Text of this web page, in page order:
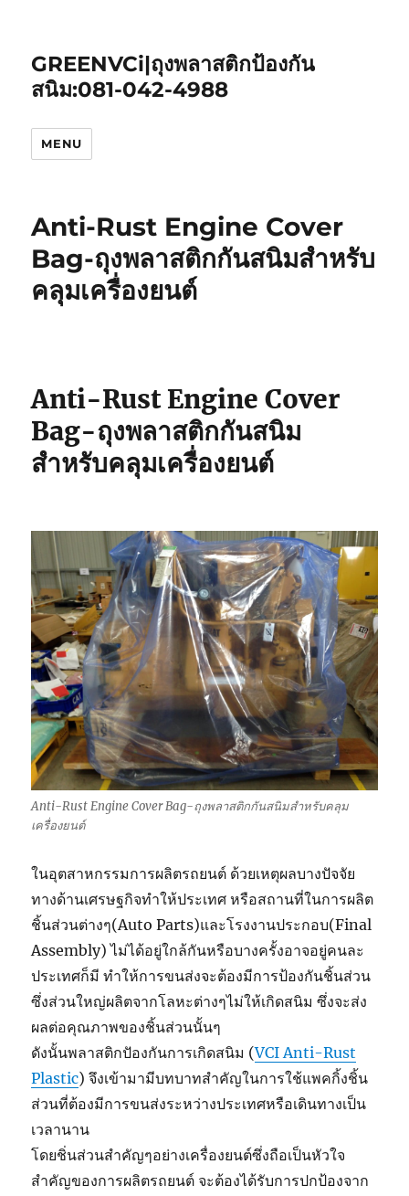
GREENVCi|ถุงพลาสติกป้องกัน
สนิม:081-042-4988
MENU
Anti-Rust Engine Cover
Bag-ถุงพลาสติกกันสนิมสำหรับ
คลุมเครื่องยนต์
Anti-Rust Engine Cover
Bag-ถุงพลาสติกกันสนิม
สำหรับคลุมเครื่องยนต์
Anti-Rust Engine Cover Bag-ถุงพลาสติกกันสนิมสำหรับคลุม
เครื่องยนต์
ในอุตสาหกรรมการผลิตรถยนต์ ด้วยเหตุผลบางปัจจัย
ทางด้านเศรษฐกิจทำให้ประเทศ หรือสถานที่ในการผลิต
ชิ้นส่วนต่างๆ(Auto Parts)และโรงงานประกอบ(Final
Assembly) ไม่ได้อยู่ใกล้กันหรือบางครั้งอาจอยู่คนละ
ประเทศก็มี ทำให้การขนส่งจะต้องมีการป้องกันชิ้นส่วน
ซึ่งส่วนใหญ่ผลิตจากโลหะต่างๆไม่ให้เกิดสนิม ซึ่งจะส่ง
ผลต่อคุณภาพของชิ้นส่วนนั้นๆ
ดังนั้นพลาสติกปัองกันการเกิดสนิม (VCI Anti-Rust
Plastic) จึงเข้ามามีบทบาทสำคัญในการใช้แพคกิ้งชิ้น
ส่วนที่ต้องมีการขนส่งระหว่างประเทศหรือเดินทางเป็น
เวลานาน
โดยชิ่นส่วนสำคัญๆอย่างเครื่องยนต์ซึ่งถือเป็นหัวใจ
สำคัญของการผลิตรถยนต์ จะต้องได้รับการปกป้องจาก